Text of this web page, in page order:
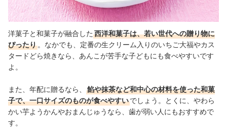
洋菓子と和菓子が融合した 西洋和菓子は、若い世代への贈り物に
ぴったり 。なかでも、定番の生クリーム入りのいちご大福やカス
タードどら焼きなら、あんこが苦手な子どもにも食べやすいです
よ。
また、年配に贈るなら、
餡や抹茶など和中心の材料を使った和菓
子で、一口サイズのものが食べやすいでしょう。とくに、やわら
かい芋ようかんやおまんじゅうなら、歯が弱い人にもおすすめで
す。